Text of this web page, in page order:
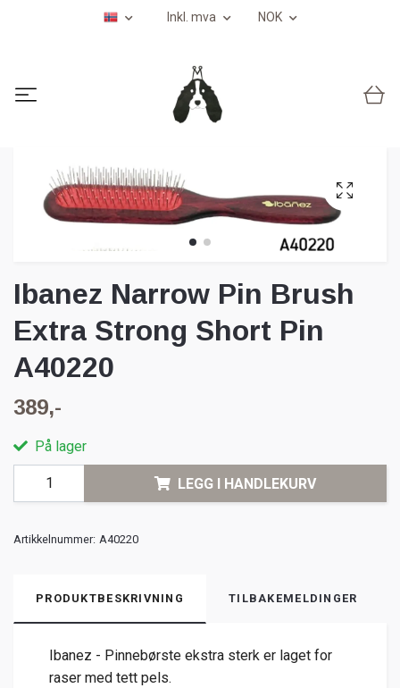
Inkl. mva NOK
Ibanez Narrow Pin Brush
Extra Strong Short Pin
A40220
389,-
På lager
LEGG I HANDLEKURV
Artikkelnummer: A40220
PRODUKTBESKRIVNING TILBAKEMELDINGER
Ibanez - Pinnebørste ekstra sterk er laget for
raser med tett pels.